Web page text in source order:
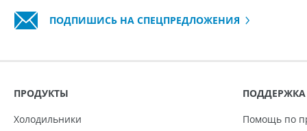
ПОДПИШИСЬ НА СПЕЦПРЕДЛОЖЕНИЯ
ПРОДУКТЫ
Холодильники
ПОДДЕРЖКА
Помощь по